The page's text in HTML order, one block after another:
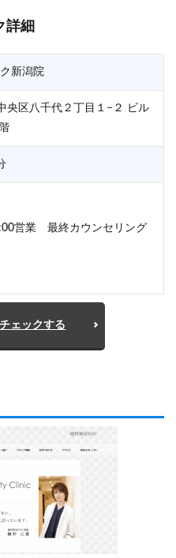
詳細
新潟院
央区八千代２丁目１−２ ビル
営業 最終カウンセリング
ェックする